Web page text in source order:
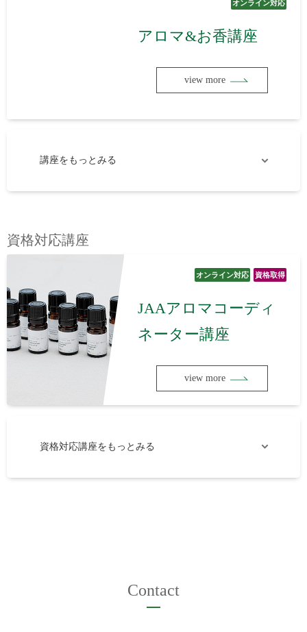
オンライン対応
アロマ&お香講座
view more
講座をもっとみる
資格対応講座
資格取得
オンライン対応
JAAアロマコーディ
ネーター講座
view more
資格対応講座をもっとみる
Contact